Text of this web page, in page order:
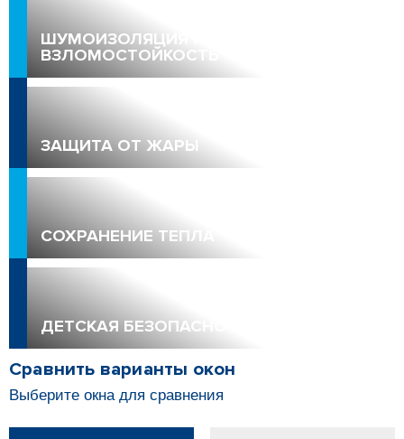
ШУМОИЗОЛЯЦИЯ И
ВЗЛОМОСТОЙКОСТЬ
ЗАЩИТА ОТ ЖАРЫ
СОХРАНЕНИЕ ТЕПЛА
ДЕТСКАЯ БЕЗОПАСНОСТЬ
Сравнить варианты окон
Выберите окна для сравнения